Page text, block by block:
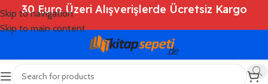
Skip to navigation
Skip to main content
30 Euro Üzeri Alışverişlerde Ücretsiz Kargo